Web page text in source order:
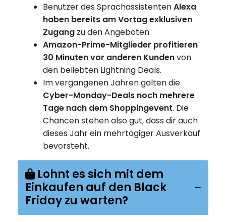
Benutzer des SprachassistentenAlexa
haben bereits am Vortag exklusiven
Zugang zu den Angeboten.
Amazon-Prime-Mitglieder profitieren
30 Minuten vor anderen Kundenvon
den beliebten Lightning Deals.
Im vergangenen Jahren galten die
Cyber-Monday-Deals noch mehrere
Tage nach dem Shoppingevent. Die
Chancen stehen also gut, dass dir auch
dieses Jahr ein mehrtägiger Ausverkauf
bevorsteht.
Lohnt es sich mit dem
Einkaufen auf den Black
Friday zu warten?